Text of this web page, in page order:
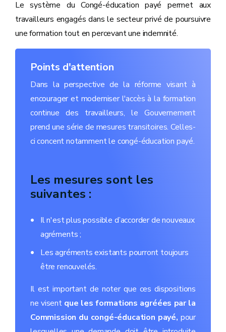
Le système du Congé-éducation payé permet aux
travailleurs engagés dans le secteur privé de poursuivre
une formation tout en percevant une indemnité.
Points d'attention
Dans la perspective de la réforme visant à
encourager et moderniser l'accès à la formation
continue des travailleurs, le Gouvernement
prend une série de mesures transitoires. Celles-
ci concent notamment le congé-éducation payé.
Les mesures sont les
suivantes :
Il n'est plus possible d’accorder de nouveaux
agréments ;
Les agréments existants pourront toujours
être renouvelés.
Il est important de noter que ces dispositions
ne visent que les formations agréées par la
Commission du congé-éducation payé, pour